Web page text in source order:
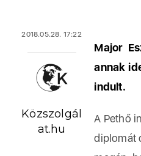
2018.05.28. 17:22
Közszolgál
at.hu
Major
annak
indult.
A Pethő
diplomát